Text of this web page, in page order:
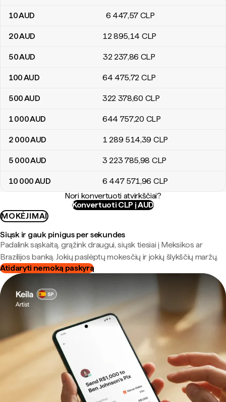
10AUD 6 447,57 CLP
20AUD 12 895,14 CLP
50AUD 32 237,86 CLP
100AUD 64 475,72 CLP
500AUD 322 378,60 CLP
1 000AUD 644 757,20 CLP
2 000AUD 1 289 514,39 CLP
5 000AUD 3 223 785,98 CLP
10 000AUD 6 447 571,96 CLP
Nori konvertuoti atvirkščiai?
Konvertuoti CLP į AUD
MOKĖJIMAI
Siųsk ir gauk pinigus per sekundes
Padalink sąskaitą, grąžink draugui, siųsk tiesiai į Meksikos ar
Brazilijos banką. Jokių paslėptų mokesčių ir jokių šlykščių maržų.
Atidaryti nemoką paskyrą